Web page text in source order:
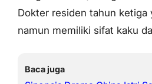
Dokter residen tahun ketiga
namun memiliki sifat kaku
Baca juga